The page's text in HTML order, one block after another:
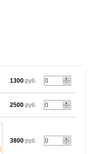
1300 руб.
2500 руб.
3800 руб.